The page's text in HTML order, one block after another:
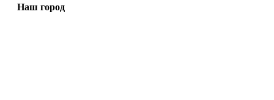
Наш город